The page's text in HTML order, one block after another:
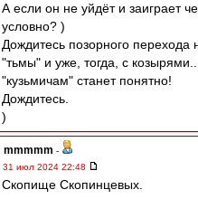
А если он не уйдёт и заиграет
условно? )
Дождитесь позорного перехода
"тьмы" и уже, тогда, с
"кузьмичам" станет понятно!
Дождитесь.
)
mmmmm -
31 июл 2024 22:48
Скопище Скопинцевых.